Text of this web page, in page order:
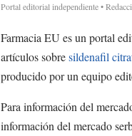
Portal editorial independiente •
Farmacia EU es un portal
artículos sobresildenafil
producido por un equipo
Para información del
información del mercado